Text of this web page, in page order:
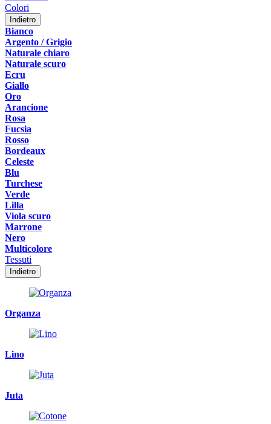
Colori
Indietro
Bianco
Argento / Grigio
Naturale chiaro
Naturale scuro
Ecru
Giallo
Oro
Arancione
Rosa
Fucsia
Rosso
Bordeaux
Celeste
Blu
Turchese
Verde
Lilla
Viola scuro
Marrone
Nero
Multicolore
Tessuti
Indietro
Organza
Lino
Juta